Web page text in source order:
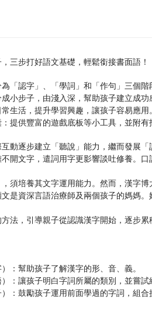
三步打好語文基礎，輕鬆銜接書面語！
「認字」、「學詞」和「作句」三個階
小步子，由淺入深，幫助孩子建立成功
生活，提升學習興趣，讓孩子容易應用。
提供豐富的遊戲底板等小工具，並附有
動逐步建立「聽說」能力，繼而發展
開文字，遣詞用字更影響談吐修養。
須培養其文字運用能力。然而，漢字
是資深言語治療師及兩個孩子的媽媽
法，引導親子從認識漢字開始，逐步
：幫助孩子了解漢字的形、音、義。
：讓孩子明白字詞所屬的類別，並嘗試
：鼓勵孩子運用前面學過的字詞，組合